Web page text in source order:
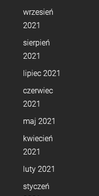
wrzesień
2021
sierpień
2021
lipiec 2021
czerwiec
2021
maj 2021
kwiecień
2021
luty 2021
styczeń